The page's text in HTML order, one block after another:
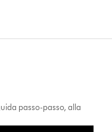
passo-passo, alla